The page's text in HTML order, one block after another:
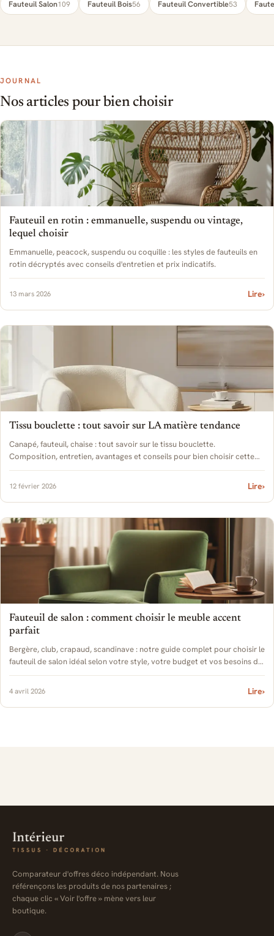
Fauteuil Salon109 Fauteuil Bois56 Fauteuil Convertible53
JOURNAL
Nos articles pour bien choisir
Fauteuil en rotin : emmanuelle, suspendu ou vintage,
lequel choisir
Emmanuelle, peacock, suspendu ou coquille : les styles de fauteuils en
rotin décryptés avec conseils d'entretien et prix indicatifs.
13 mars 2026 Lire›
Tissu bouclette : tout savoir sur LA matière tendance
Canapé, fauteuil, chaise : tout savoir sur le tissu bouclette.
Composition, entretien, avantages et conseils pour bien choisir cette
matière cocooning.
12 février 2026 Lire›
Fauteuil de salon : comment choisir le meuble accent
parfait
Bergère, club, crapaud, scandinave : notre guide complet pour choisir le
fauteuil de salon idéal selon votre style, votre budget et vos besoins de
confort.
4 avril 2026 Lire›
Comparateur d'offres déco indépendant. Nous
référençons les produits de nos partenaires ;
chaque clic « Voir l'offre » mène vers leur
boutique.